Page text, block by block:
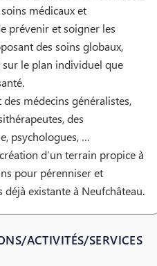
médicaux et
prévenir et soigner les
des soins globaux,
sur le plan individuel que
médecins généralistes,
des
psychologues, …
d’un terrain propice à
pour pérenniser et
existante à Neufchâteau.
ACTIVITÉS/SERVICES